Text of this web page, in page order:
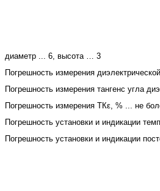
диаметр ... 6, высота … 3
Погрешность измерения
Погрешность измерения тангенс угла
Погрешность измерения ТКε, % ... не
Погрешность установки и индикации
Погрешность установки и индикации